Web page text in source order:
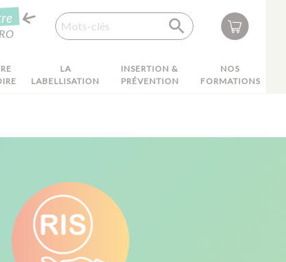
LA
LABELLISATION
INSERTION &
PRÉVENTION
NOS
FORMATIONS
Recherche